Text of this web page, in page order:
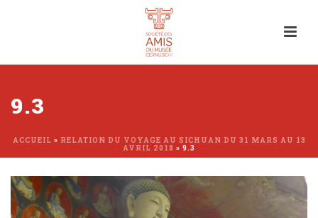
9.3
ACCUEIL » RELATION DU VOYAGE AU SICHUAN DU 31 MARS AU 13
AVRIL 2018 » 9.3